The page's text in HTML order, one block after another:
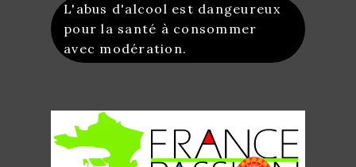
L'abus d'alcool est dangeureux
pour la santé à consommer
avec modération.